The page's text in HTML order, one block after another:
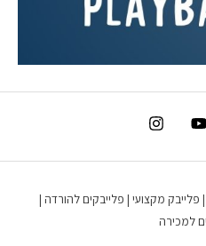
פלייבק מקצועי | פלייבקים להורדה |
למכירה